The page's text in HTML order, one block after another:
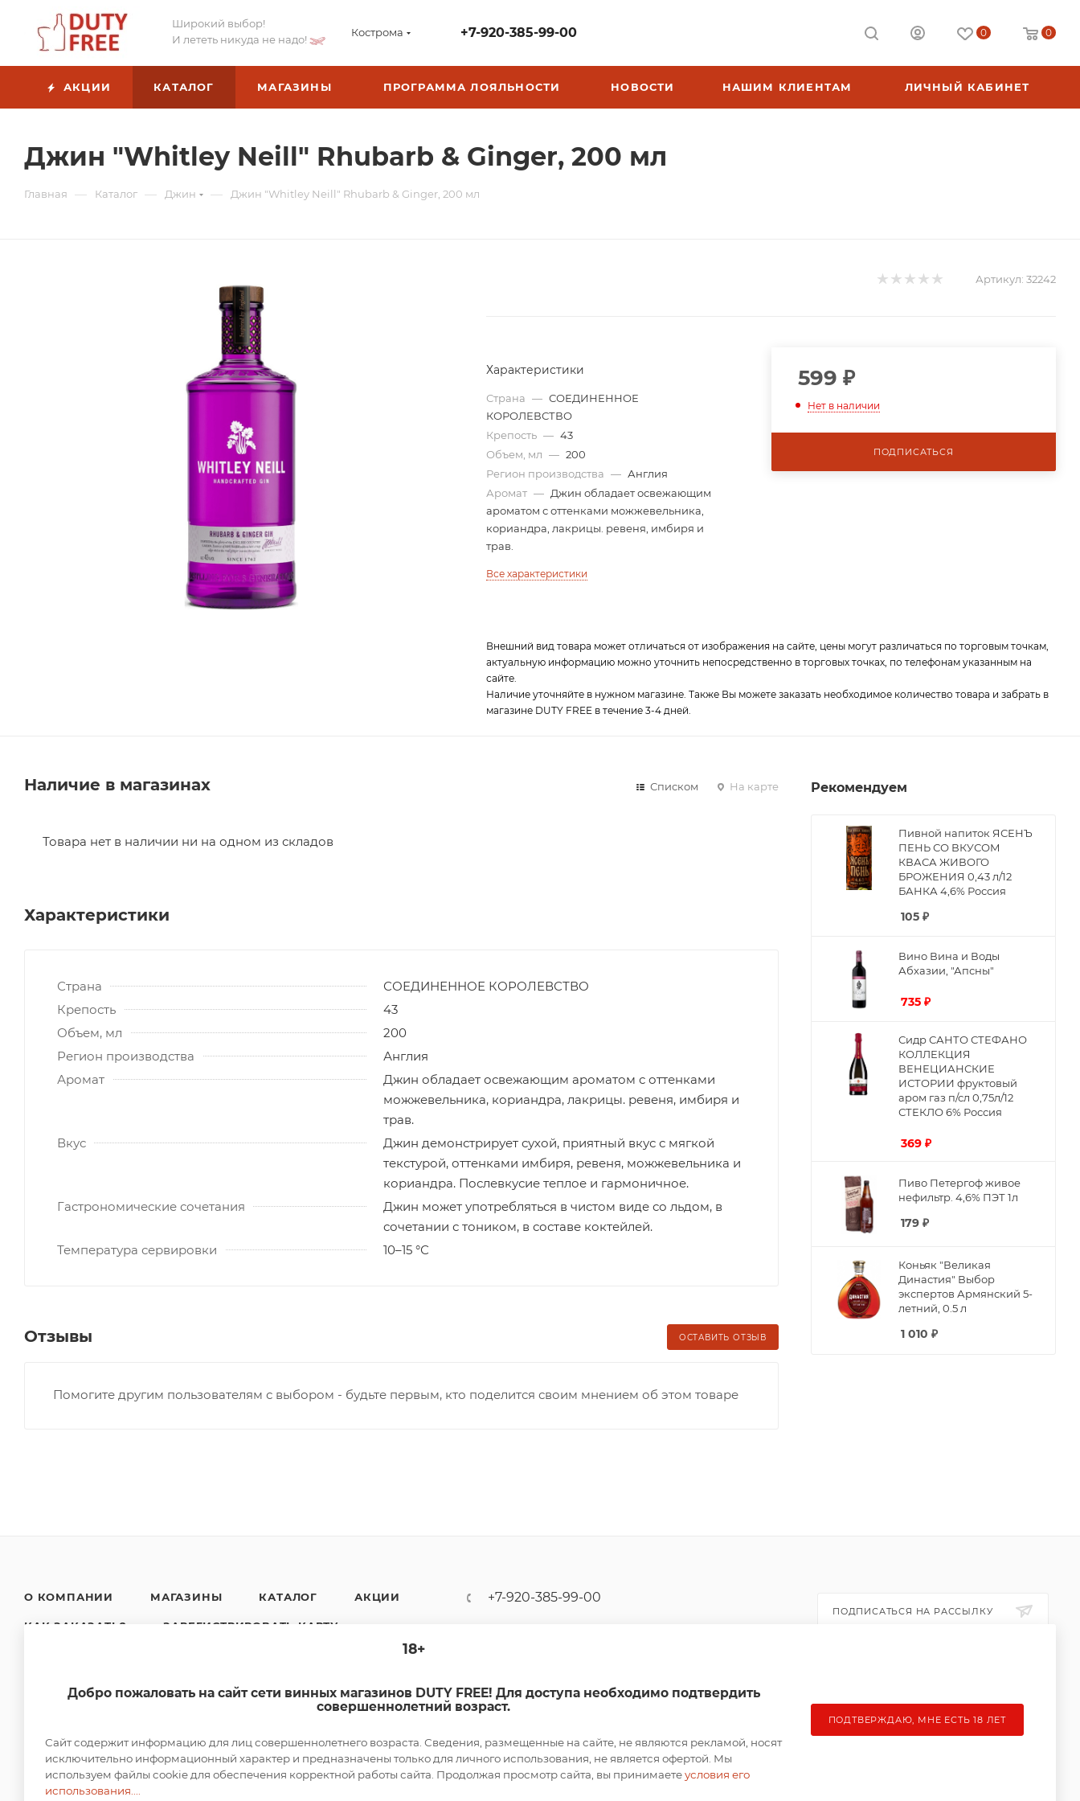
Широкий выбор!
И лететь никуда не надо!
Кострома +7-920-385-99-00 0 0
АКЦИИ КАТАЛОГ МАГАЗИНЫ ПРОГРАММА ЛОЯЛЬНОСТИ НОВОСТИ НАШИМ КЛИЕНТАМ ЛИЧНЫЙ КАБИНЕТ
Джин "Whitley Neill" Rhubarb & Ginger, 200 мл
Главная — Каталог — Джин — Джин "Whitley Neill" Rhubarb & Ginger, 200 мл
Артикул: 32242
Характеристики
Страна — СОЕДИНЕННОЕ
КОРОЛЕВСТВО
Крепость — 43
Объем, мл — 200
Регион производства — Англия
Аромат — Джин обладает освежающим
ароматом с оттенками можжевельника,
кориандра, лакрицы. ревеня, имбиря и
трав.
Все характеристики
599 ₽
Нет в наличии
ПОДПИСАТЬСЯ
Внешний вид товара может отличаться от изображения на сайте, цены могут различаться по торговым точкам,
актуальную информацию можно уточнить непосредственно в торговых точках, по телефонам указанным на
сайте.
Наличие уточняйте в нужном магазине. Также Вы можете заказать необходимое количество товара и забрать в
магазине DUTY FREE в течение 3-4 дней.
Наличие в магазинах Списком На карте
Товара нет в наличии ни на одном из складов
Характеристики
Страна
СОЕДИНЕННОЕ КОРОЛЕВСТВО
Крепость
43
Объем, мл
200
Регион производства
Англия
Аромат
Джин обладает освежающим ароматом с оттенками
можжевельника, кориандра, лакрицы. ревеня, имбиря и
трав.
Вкус
Джин демонстрирует сухой, приятный вкус с мягкой
текстурой, оттенками имбиря, ревеня, можжевельника и
кориандра. Послевкусие теплое и гармоничное.
Гастрономические сочетания
Джин может употребляться в чистом виде со льдом, в
сочетании с тоником, в составе коктейлей.
Температура сервировки
10–15 °С
Отзывы ОСТАВИТЬ ОТЗЫВ
Помогите другим пользователям с выбором - будьте первым, кто поделится своим мнением об этом товаре
Рекомендуем
Пивной напиток ЯСЕНЪ
ПЕНЬ СО ВКУСОМ
КВАСА ЖИВОГО
БРОЖЕНИЯ 0,43 л/12
БАНКА 4,6% Россия
105 ₽
Вино Вина и Воды
Абхазии, "Апсны"
735 ₽
Сидр САНТО СТЕФАНО
КОЛЛЕКЦИЯ
ВЕНЕЦИАНСКИЕ
ИСТОРИИ фруктовый
аром газ п/сл 0,75л/12
СТЕКЛО 6% Россия
369 ₽
Пиво Петергоф живое
нефильтр. 4,6% ПЭТ 1л
179 ₽
Коньяк "Великая
Династия" Выбор
экспертов Армянский 5-
летний, 0.5 л
1 010 ₽
О КОМПАНИИ МАГАЗИНЫ КАТАЛОГ АКЦИИ
КАК ЗАКАЗАТЬ? ЗАРЕГИСТРИРОВАТЬ КАРТУ
+7-920-385-99-00
ПОДПИСАТЬСЯ НА РАССЫЛКУ
2026 © DUTY FREE
18+
Добро пожаловать на сайт сети винных магазинов DUTY FREE! Для доступа необходимо подтвердить
совершеннолетний возраст.
Сайт содержит информацию для лиц совершеннолетнего возраста. Сведения, размещенные на сайте, не являются рекламой, носят
исключительно информационный характер и предназначены только для личного использования, не является офертой. Мы
используем файлы cookie для обеспечения корректной работы сайта. Продолжая просмотр сайта, вы принимаетеусловия его
использования....
ПОДТВЕРЖДАЮ, МНЕ ЕСТЬ 18 ЛЕТ